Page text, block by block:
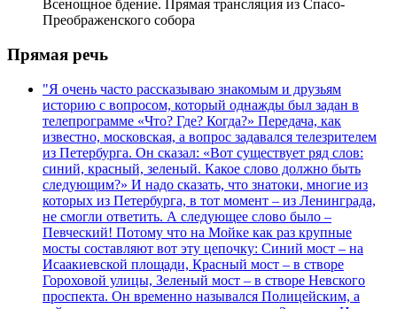
Всенощное бдение. Прямая трансляция из Спасо-
Преображенского собора
Прямая речь
"Я очень часто рассказываю знакомым и друзьям
историю с вопросом, который однажды был задан в
телепрограмме «Что? Где? Когда?» Передача, как
известно, московская, а вопрос задавался телезрителем
из Петербурга. Он сказал: «Вот существует ряд слов:
синий, красный, зеленый. Какое слово должно быть
следующим?» И надо сказать, что знатоки, многие из
которых из Петербурга, в тот момент – из Ленинграда,
не смогли ответить. А следующее слово было –
Певческий! Потому что на Мойке как раз крупные
мосты составляют вот эту цепочку: Синий мост – на
Исаакиевской площади, Красный мост – в створе
Гороховой улицы, Зеленый мост – в створе Невского
проспекта. Он временно назывался Полицейским, а